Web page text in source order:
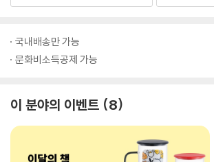
국내배송만 가능
문화비소득공제 가능
이 분야의 이벤트 8